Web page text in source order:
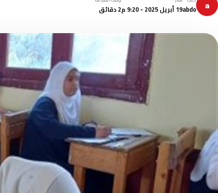
a
abdo19 أبريل 2025 - 9:20 م 2 دقائق